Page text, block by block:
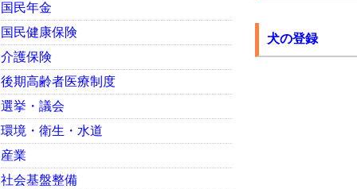
犬の登録
国民年金
国民健康保険
介護保険
後期高齢者医療制度
選挙・議会
環境・衛生・水道
産業
社会基盤整備